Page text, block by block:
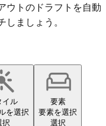
ウトのドラフトを自動
ましょう。
イル
を選択
択
要素
要素を選択
選択